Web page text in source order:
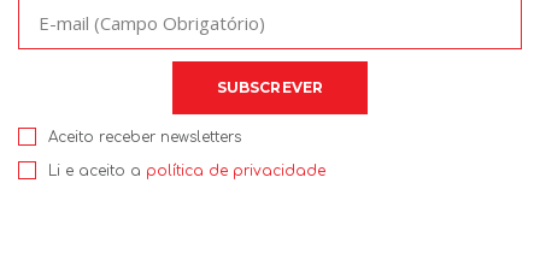
Aceito receber newsletters
Li e aceito a política de privacidade